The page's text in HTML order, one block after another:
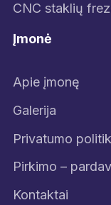
CNC staklių
Įmonė
Apie įmonę
Galerija
Privatumo
Pirkimo –
Kontaktai